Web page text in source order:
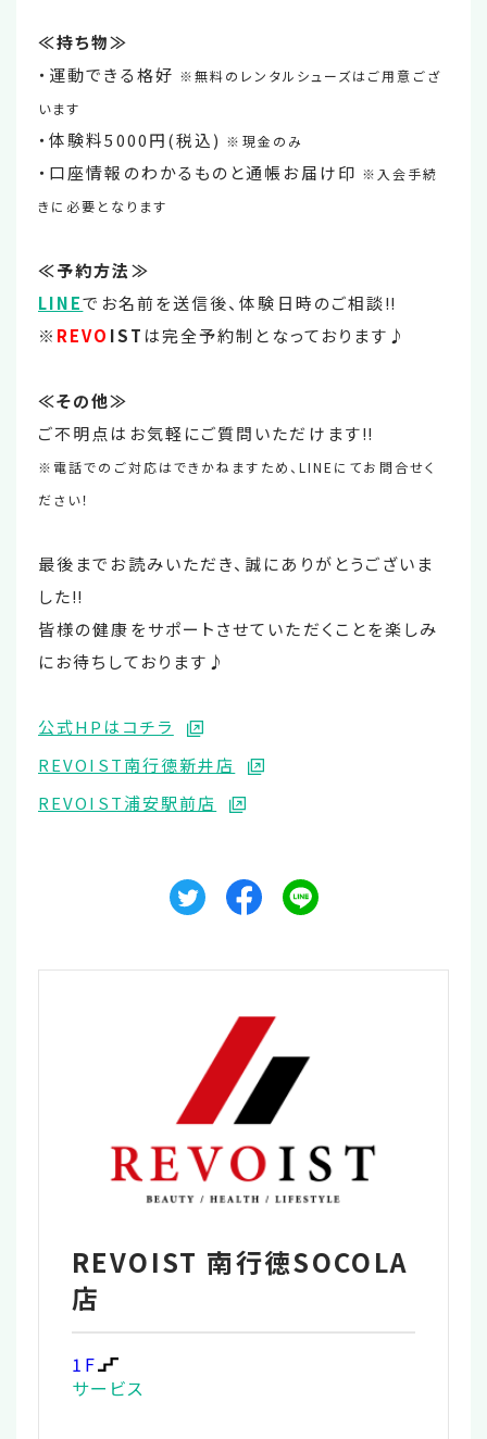
≪持ち物≫
・運動できる格好 ※無料のレンタルシューズはご用意ござ
います
・体験料5000円(税込) ※現金のみ
・口座情報のわかるものと通帳お届け印 ※入会手続
きに必要となります
≪予約方法≫
LINEでお名前を送信後、体験日時のご相談‼
※ REVO IST は完全予約制となっております♪
≪その他≫
ご不明点はお気軽にご質問いただけます‼
※電話でのご対応はできかねますため、LINEにてお問合せく
ださい！
最後までお読みいただき、誠にありがとうございま
した‼
皆様の健康をサポートさせていただくことを楽しみ
にお待ちしております♪
公式HPはコチラ
REVOIST南行徳新井店
REVOIST浦安駅前店
REVOIST 南行徳SOCOLA
店
1F
サービス